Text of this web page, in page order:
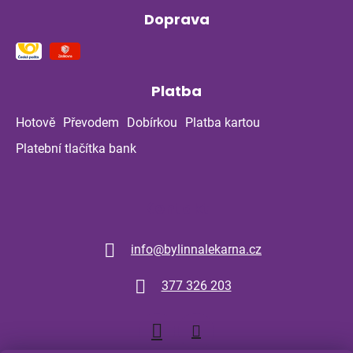
Doprava
Platba
Hotově Převodem Dobírkou
Platba kartou
Platební tlačítka bank
info@bylinnalekarna.cz
377 326 203